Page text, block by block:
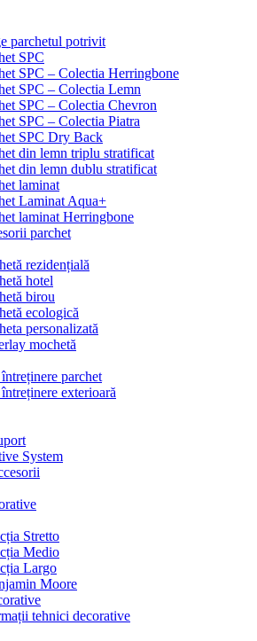
parchetul potrivit
SPC
SPC – Colectia Herringbone
SPC – Colectia Lemn
SPC – Colectia Chevron
SPC – Colectia Piatra
SPC Dry Back
din lemn triplu stratificat
din lemn dublu stratificat
laminat
Laminat Aqua+
laminat Herringbone
parchet
rezidențială
hotel
birou
ecologică
personalizată
mochetă
parchet
exterioară
System
Stretto
Medio
Largo
Moore
tehnici decorative